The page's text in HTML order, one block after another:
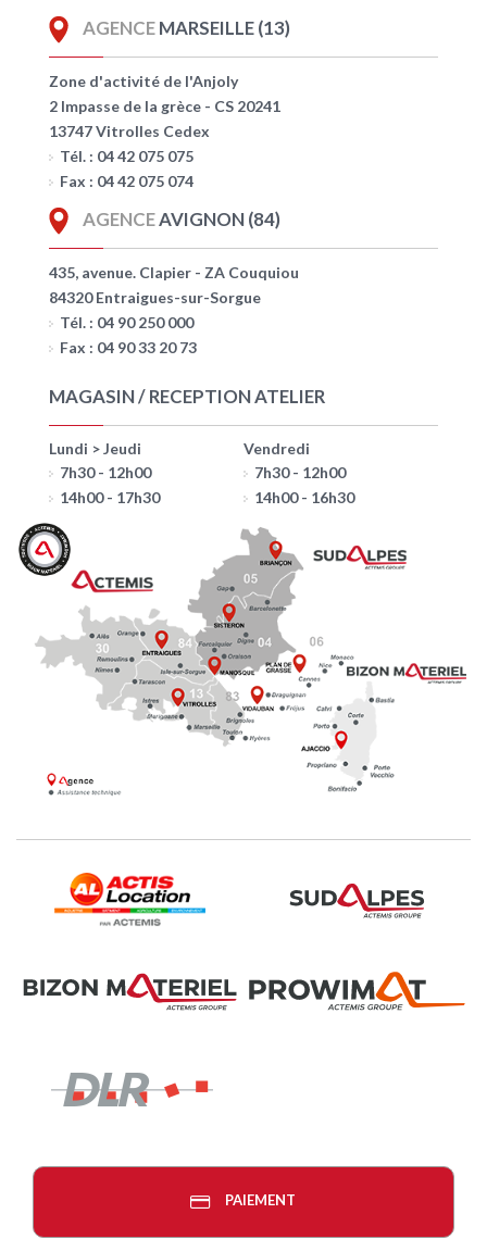
AGENCEMARSEILLE (13)
Zone d'activité de l'Anjoly
2 Impasse de la grèce - CS 20241
13747 Vitrolles Cedex
Tél. : 04 42 075 075
Fax : 04 42 075 074
AGENCEAVIGNON (84)
435, avenue. Clapier - ZA Couquiou
84320 Entraigues-sur-Sorgue
Tél. : 04 90 250 000
Fax : 04 90 33 20 73
MAGASIN / RECEPTION ATELIER
Lundi > Jeudi
7h30 - 12h00
14h00 - 17h30
Vendredi
7h30 - 12h00
14h00 - 16h30
PAIEMENT